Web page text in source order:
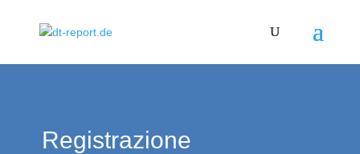
Registrazione